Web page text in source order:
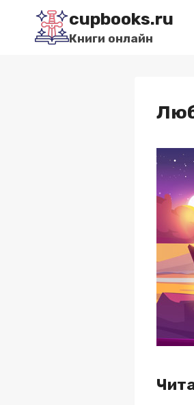
Перейти
содержимому
cupbooks.ru
Книги онлайн